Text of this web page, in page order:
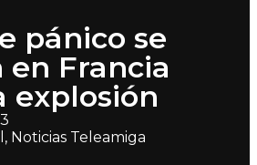
pánico se
Francia
explosión
, Noticias Teleamiga